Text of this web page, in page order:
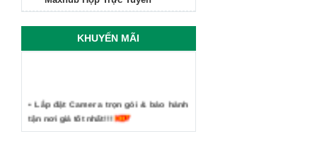
KHUYẾN MÃI
• Lắp đặt Camera trọn gói & bảo hành
tận nơi giá tốt nhất!!!